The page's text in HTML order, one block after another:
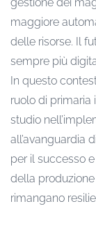
maggiore
delle risorse. Il
sempre più
In questo
ruolo di primaria
studio
all’avanguardia
per il successo
della
rimangano